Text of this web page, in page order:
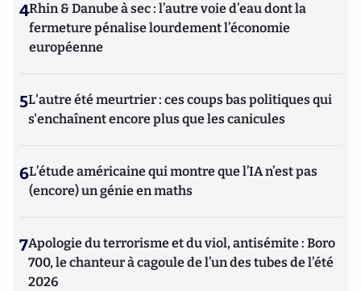
4Rhin & Danube à sec : l’autre voie d’eau dont la
fermeture pénalise lourdement l’économie
européenne
5L'autre été meurtrier : ces coups bas politiques qui
s'enchaînent encore plus que les canicules
6L’étude américaine qui montre que l’IA n’est pas
(encore) un génie en maths
7Apologie du terrorisme et du viol, antisémite : Boro
700, le chanteur à cagoule de l’un des tubes de l’été
2026